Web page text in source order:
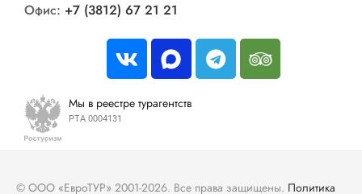
Офис: +7 (3812) 67 21 21
Мы в реестре турагентств
РТА 0004131
© ООО «ЕвроТУР» 2001-2026. Все права защищены. Политика